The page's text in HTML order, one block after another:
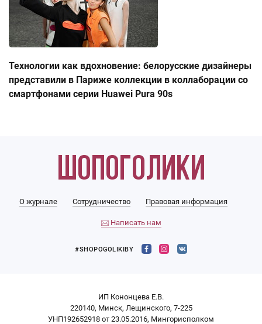
Технологии как вдохновение: белорусские дизайнеры
представили в Париже коллекции в коллаборации со
смартфонами серии Huawei Pura 90s
О журнале Сотрудничество Правовая информация
Написать нам
#SHOPOGOLIKIBY
ИП Кононцева Е.В.
220140, Минск, Лещинского, 7-225
УНП192652918 от 23.05.2016, Мингорисполком